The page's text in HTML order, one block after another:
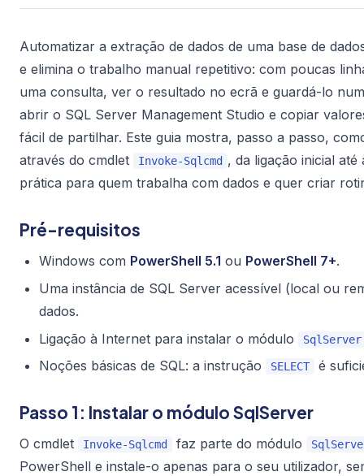
Automatizar a extração de dados de uma base de
e elimina o trabalho manual repetitivo: com poucas
uma consulta, ver o resultado no ecrã e guardá-lo
abrir o SQL Server Management Studio e copiar
fácil de partilhar. Este guia mostra, passo a passo,
através do cmdlet
Invoke-Sqlcmd , da ligação inicial
prática para quem trabalha com dados e quer criar
Pré-requisitos
Windows com PowerShell 5.1 ou PowerShell 7+.
Uma instância de SQL Server acessível (local ou
dados.
Ligação à Internet para instalar o módulo
SqlServer
Noções básicas de SQL: a instrução SELECT é
Passo 1: Instalar o módulo SqlServer
O cmdlet Invoke-Sqlcmd faz parte do módulo
PowerShell e instale-o apenas para o seu utilizador,